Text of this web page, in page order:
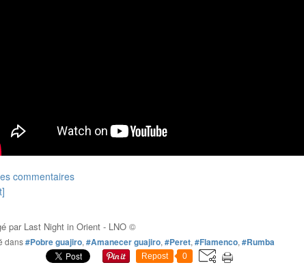
commentaires
par Last Night in Orient - LNO ©
dans#Pobre guajiro, #Amanecer guajiro, #Peret, #Flamenco, #Rumba
Repost 0